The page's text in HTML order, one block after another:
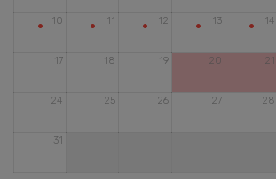
10
• 11
• 12
• 13
• 14
•
17 18 19 20 21
24 25 26 27 28
31